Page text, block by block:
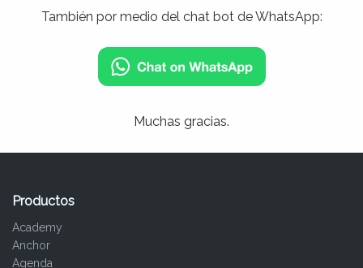
También por medio del chat bot de WhatsApp:
Muchas gracias.
Productos
Academy
Anchor
Agenda